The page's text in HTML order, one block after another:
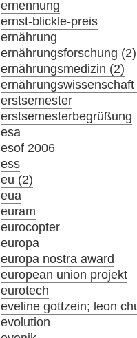
ernennung
ernst-blickle-preis
ernährung
ernährungsforschung (2)
ernährungsmedizin (2)
erstsemester
erstsemesterbegrüßung
esa
esof 2006
ess
eu (2)
eua
euram
eurocopter
europa
europa nostra award
european union projekt
eurotech
eveline gottzein; leon
evolution